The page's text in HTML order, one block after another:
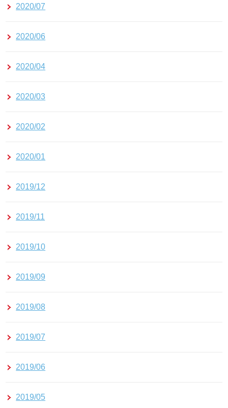
2020/07
2020/06
2020/04
2020/03
2020/02
2020/01
2019/12
2019/11
2019/10
2019/09
2019/08
2019/07
2019/06
2019/05